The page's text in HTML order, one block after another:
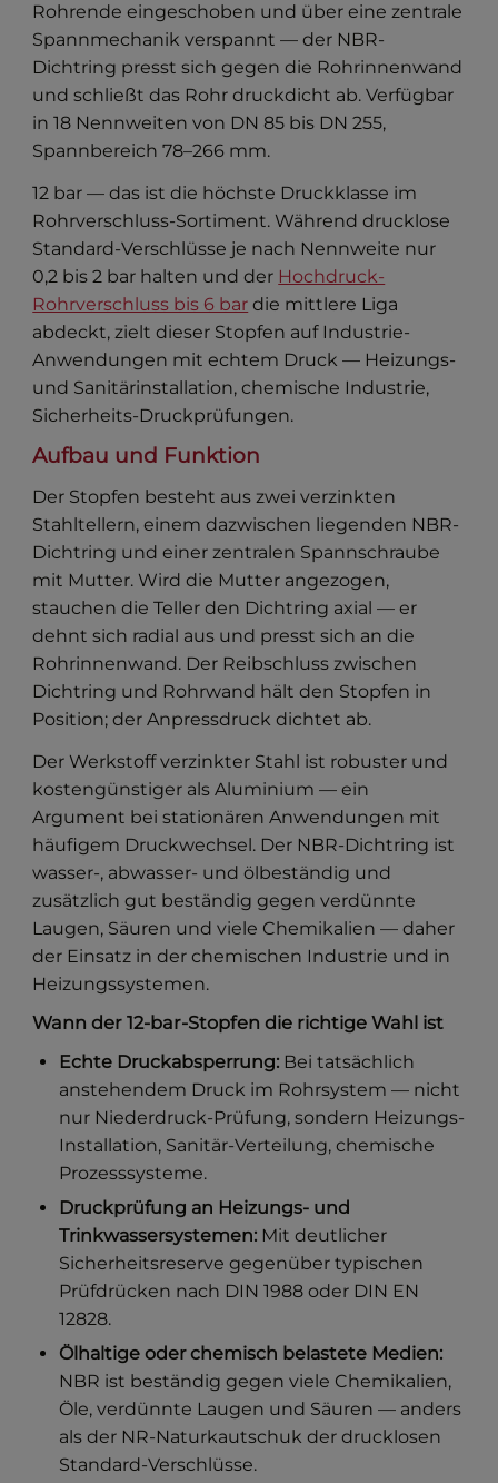
Rohrende eingeschoben und über eine zentrale
Spannmechanik verspannt — der NBR-
Dichtring presst sich gegen die Rohrinnenwand
und schließt das Rohr druckdicht ab. Verfügbar
in 18 Nennweiten von DN 85 bis DN 255,
Spannbereich 78–266 mm.
12 bar — das ist die höchste Druckklasse im
Rohrverschluss-Sortiment. Während drucklose
Standard-Verschlüsse je nach Nennweite nur
0,2 bis 2 bar halten und der Hochdruck-
Rohrverschluss bis 6 bar die mittlere Liga
abdeckt, zielt dieser Stopfen auf Industrie-
Anwendungen mit echtem Druck — Heizungs-
und Sanitärinstallation, chemische Industrie,
Sicherheits-Druckprüfungen.
Aufbau und Funktion
Der Stopfen besteht aus zwei verzinkten
Stahltellern, einem dazwischen liegenden NBR-
Dichtring und einer zentralen Spannschraube
mit Mutter. Wird die Mutter angezogen,
stauchen die Teller den Dichtring axial — er
dehnt sich radial aus und presst sich an die
Rohrinnenwand. Der Reibschluss zwischen
Dichtring und Rohrwand hält den Stopfen in
Position; der Anpressdruck dichtet ab.
Der Werkstoff verzinkter Stahl ist robuster und
kostengünstiger als Aluminium — ein
Argument bei stationären Anwendungen mit
häufigem Druckwechsel. Der NBR-Dichtring ist
wasser-, abwasser- und ölbeständig und
zusätzlich gut beständig gegen verdünnte
Laugen, Säuren und viele Chemikalien — daher
der Einsatz in der chemischen Industrie und in
Heizungssystemen.
Wann der 12-bar-Stopfen die richtige Wahl ist
Echte Druckabsperrung: Bei tatsächlich
anstehendem Druck im Rohrsystem — nicht
nur Niederdruck-Prüfung, sondern Heizungs-
Installation, Sanitär-Verteilung, chemische
Prozesssysteme.
Druckprüfung an Heizungs- und
Trinkwassersystemen: Mit deutlicher
Sicherheitsreserve gegenüber typischen
Prüfdrücken nach DIN 1988 oder DIN EN
12828.
Ölhaltige oder chemisch belastete Medien:
NBR ist beständig gegen viele Chemikalien,
Öle, verdünnte Laugen und Säuren — anders
als der NR-Naturkautschuk der drucklosen
Standard-Verschlüsse.